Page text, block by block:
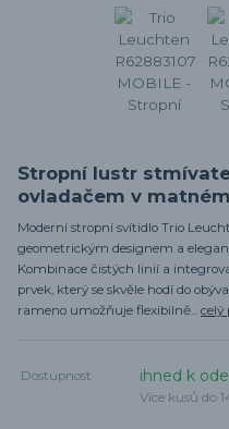
Stropní lustr
ovladačem v
Moderní stropní svítidlo Trio
geometrickým designem a
Kombinace čistých linií a
prvek, který se skvěle hodí do
rameno umožňuje flexibilně... celý
Dostupnost ihned k
Více kusů do